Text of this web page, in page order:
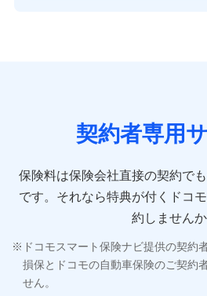
契約者専用
保険料は保険会社直接の契約で
です。 それなら特典が付くドコ
約しませんか
ドコモスマート保険ナビ提供の契約
損保とドコモの自動車保険のご契約
せん。